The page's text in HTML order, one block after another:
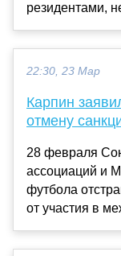
резидентами,
22:30, 23 Мар
Карпин
отмену
28 февраля
ассоциаций и
футбола
от участия в